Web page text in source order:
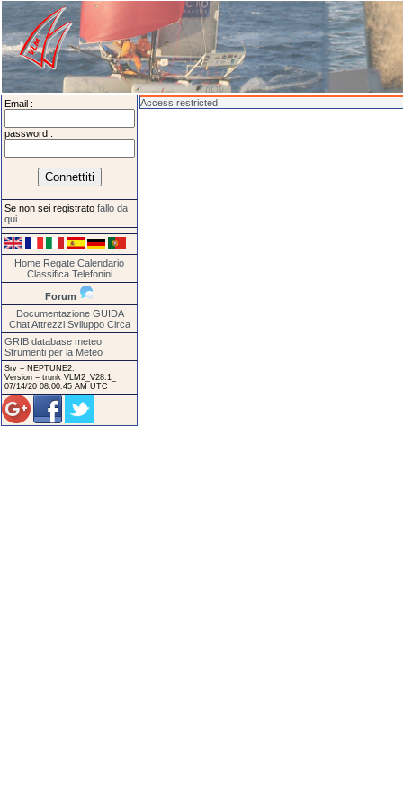
Email :
password :
Se non sei registrato fallo da
qui
Home Regate Calendario
Classifica Telefonini
Forum
Documentazione GUIDA
Chat Attrezzi Sviluppo Circa
GRIB database meteo
Strumenti per la Meteo
Srv = NEPTUNE2.
Version = trunk VLM2_V28.1_
07/14/20 08:00:45 AM UTC
Access restricted